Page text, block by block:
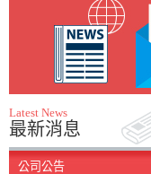
Latest News
最新消息
公司公告